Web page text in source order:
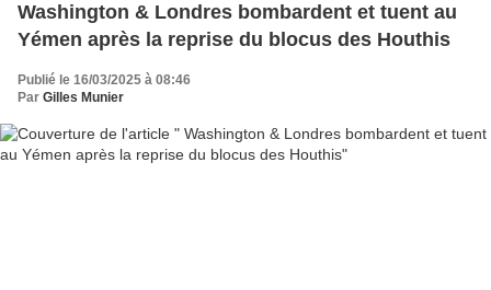
Washington & Londres bombardent et tuent au
Yémen après la reprise du blocus des Houthis
Publié le 16/03/2025 à 08:46
Par Gilles Munier